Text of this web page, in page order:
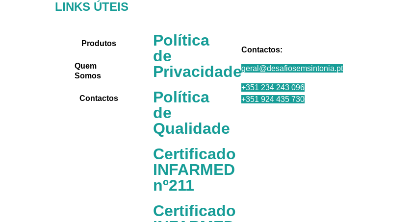
LINKS ÚTEIS
Produtos
Quem
Somos
Contactos
Política
de
Privacidade
Política
de
Qualidade
Certificado
INFARMED
nº211
Certificado
Contactos:
geral@desafiosemsintonia.pt
+351 234 243 096
+351 924 435 730